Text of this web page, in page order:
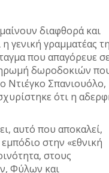
διαφθορά και
γενική γραμματέας
που απαγόρευε σε
δωροδοκιών
Ντιέγκο Σπανιουόλο,
ότι η
αυτό που αποκαλεί,
στην «εθνική
στους
Φύλων και